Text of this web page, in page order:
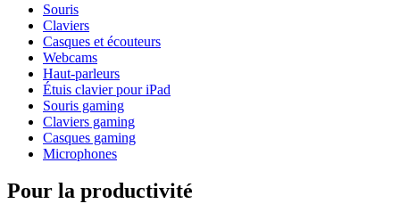
Souris
Claviers
Casques et écouteurs
Webcams
Haut-parleurs
Étuis clavier pour iPad
Souris gaming
Claviers gaming
Casques gaming
Microphones
Pour la productivité